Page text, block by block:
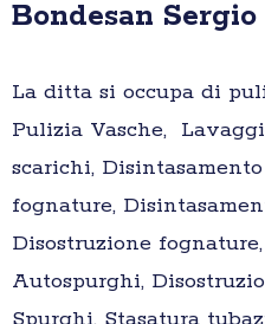
Bondesan Sergio
La ditta si occupa di
Pulizia Vasche,
scarichi,
fognature,
Disostruzione
Autospurghi,